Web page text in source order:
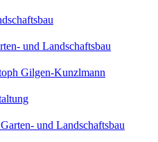
und Landschaftsbau
Gilgen-Kunzlmann
und Landschaftsbau